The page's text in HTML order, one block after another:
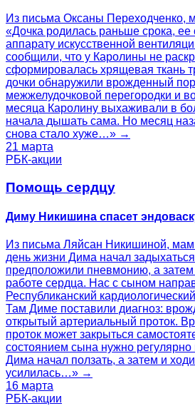
Из письма Оксаны Переходченко,
«Дочка родилась раньше срока, ее
аппарату искусственной
сообщили, что у Каролины не
сформировалась хрящевая ткань
дочки обнаружили врожденный
межжелудочковой перегородки и
месяца Каролину выхаживали в
начала дышать сама. Но месяц
снова стало хуже…» →
21 марта
РБК-акции
Помощь сердцу
Диму Никишина спасет
Из письма Ляйсан Никишиной,
день жизни Дима начал
предположили пневмонию, а
работе сердца. Нас с сыном
Республиканский
Там Диме поставили диагноз:
открытый артериальный проток.
проток может закрыться
состоянием сына нужно регулярно
Дима начал ползать, а затем и
усилилась…» →
16 марта
РБК-акции